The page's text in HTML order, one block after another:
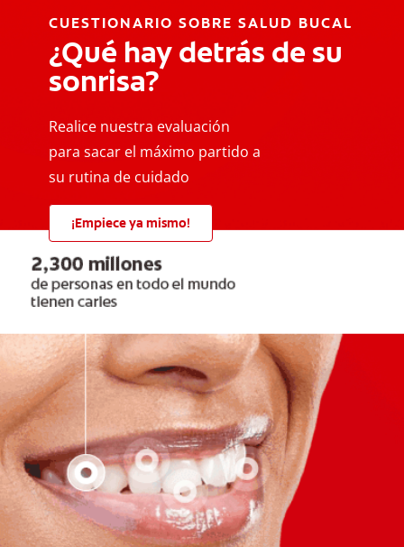
CUESTIONARIO SOBRE SALUD BUCAL
¿Qué hay detrás de su
sonrisa?
Realice nuestra evaluación
para sacar el máximo partido a
su rutina de cuidado
¡Empiece ya mismo!